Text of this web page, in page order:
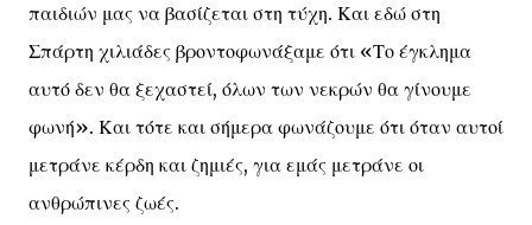
παιδιών μας να βασίζεται στη τύχη. Και εδώ στη
Σπάρτη χιλιάδες βροντοφωνάξαμε ότι «Το έγκλημα
αυτό δεν θα ξεχαστεί, όλων των νεκρών θα γίνουμε
φωνή». Και τότε και σήμερα φωνάζουμε ότι όταν αυτοί
μετράνε κέρδη και ζημιές, για εμάς μετράνε οι
ανθρώπινες ζωές.